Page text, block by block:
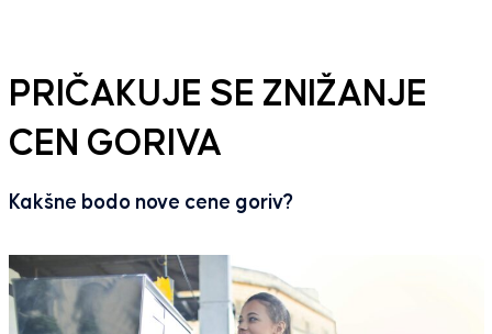
PRIČAKUJE SE ZNIŽANJE
CEN GORIVA
Kakšne bodo nove cene goriv?